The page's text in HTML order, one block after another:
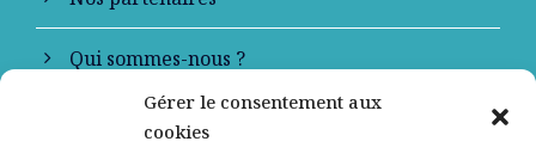
Gérer le consentement aux
cookies
Qui sommes-nous ?
Contactez-nous